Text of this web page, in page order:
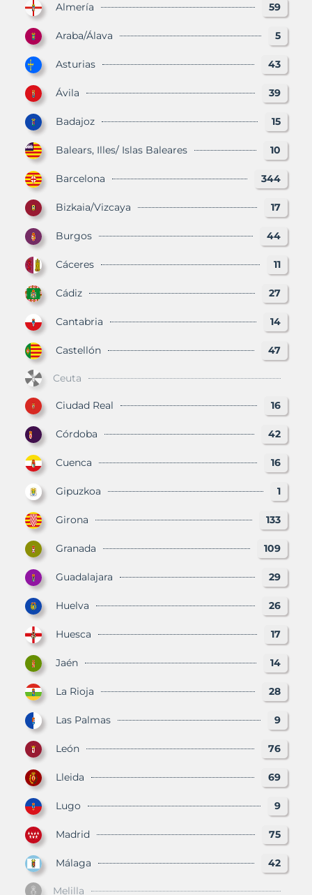
Almería 59
Araba/Álava 5
Asturias 43
Ávila 39
Badajoz 15
Balears, Illes/ Islas Baleares 10
Barcelona 344
Bizkaia/Vizcaya 17
Burgos 44
Cáceres 11
Cádiz 27
Cantabria 14
Castellón 47
Ceuta
Ciudad Real 16
Córdoba 42
Cuenca 16
Gipuzkoa 1
Girona 133
Granada 109
Guadalajara 29
Huelva 26
Huesca 17
Jaén 14
La Rioja 28
Las Palmas 9
León 76
Lleida 69
Lugo 9
Madrid 75
Málaga 42
Melilla